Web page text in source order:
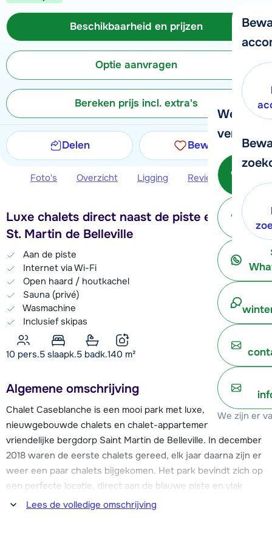
We
verder!
We zijn er
Beschikbaarheid en prijzen
Optie aanvragen
Bereken prijs incl. extra's
Delen Bewaren
Foto's Overzicht Ligging Reviews
Luxe chalets direct naast de piste en lift in
St. Martin de Belleville
Aan de piste
Internet via Wi-Fi
Open haard / houtkachel
Sauna (privé)
Wasmachine
Inclusief skipas
10 pers.5 slaapk.5 badk.140 m²
Algemene omschrijving
Chalet Caseblanche is een mooi park met luxe,
nieuwgebouwde chalets en chalet-appartementen in het
vriendelijke bergdorp Saint Martin de Belleville. In december
2018 waren de eerste chalets gereed, elk jaar daarna zijn er
weer een paar chalets bijgekomen. Het park bevindt zich op
een perfecte locatie, direct aan de blauwe piste en vlak
boven het dalstation van cabinelift Saint Martin 1. Hierdoor is
Lees de volledige omschrijving